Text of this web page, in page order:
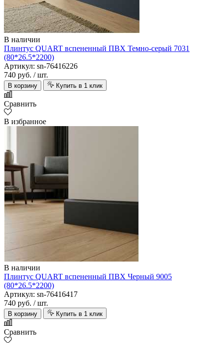
В наличии
Плинтус QUART вспененный ПВХ Темно-серый 7031
(80*26.5*2200)
Артикул: sn-76416226
740 руб. / шт.
В корзину Купить в 1 клик
Сравнить
В избранное
В наличии
Плинтус QUART вспененный ПВХ Черный 9005
(80*26.5*2200)
Артикул: sn-76416417
740 руб. / шт.
В корзину Купить в 1 клик
Сравнить